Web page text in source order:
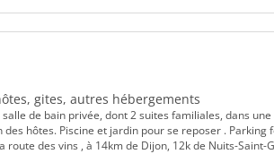
gites, autres hébergements
de bain privée, dont 2 suites familiales, dans
hôtes. Piscine et jardin pour se reposer . Parking
des vins , à 14km de Dijon, 12k de Nuits-Saint-